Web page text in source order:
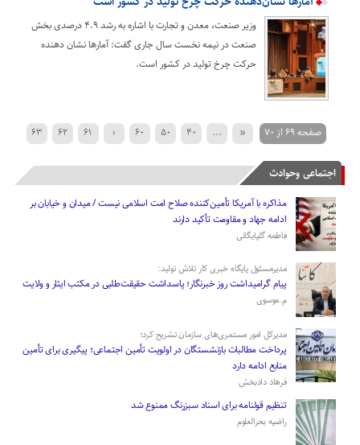
وزیر صنعت، معدن و تجارت با اشاره به رشد ۴.۹ درصدی بخش
صنعت در نیمه نخست سال جاری گفت: آمارها نشان دهنده
حرکت چرخ تولید در کشور است.
صفحه 69 از 70 «
...
40
50
60
‹
61
62
63
64
65
66
67
68
69
70
› اجتماعی وحوادث
مذاکره با آمریکا تأمین‌کننده صلاح امت اسلامی نیست / میدان و خیابان بر
ادامه جهاد و مقاومت تأکید دارند
فاطمه گلپایگانی
مدیرمسئول پایگاه خبری کار تلاش تولید:
پیام گرامیداشت روز خبرنگار؛ پاسداشت حقیقت‌طلبی در مکتب ایثار و ولایت
م.موسوی
مدیرکل امور مستمری‌های سازمان تشریح کرد؛
پرداخت مطالبات بازنشستگان در اولویت تأمین اجتماعی؛ پیگیری برای تأمین
منابع ادامه دارد
فرهاد دادبخش
تنظیم قولنامه برای اسناد سبزرنگ ممنوع شد
راضیه بحرالعلوم